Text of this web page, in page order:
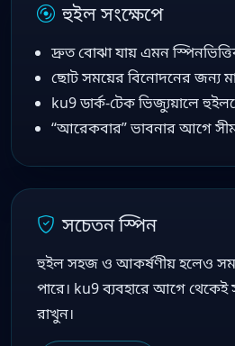
হুইল সংক্ষেপে
দ্রুত বোঝা যায় এমন
ছোট সময়ের বিনোদনের জন্য
ku9 ডার্ক-টেক ভিজ্যুয়ালে
“আরেকবার” ভাবনার আগে
সচেতন স্পিন
হুইল সহজ ও আকর্ষণীয় হলেও
পারে। ku9 ব্যবহারে আগে
রাখুন।